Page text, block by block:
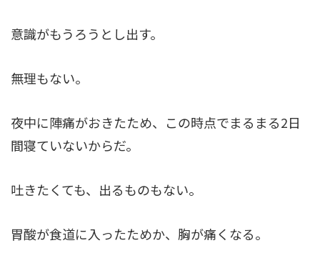
意識がもうろうとし出す。
無理もない。
夜中に陣痛がおきたため、この時点でまるまる2日
間寝ていないからだ。
吐きたくても、出るものもない。
胃酸が食道に入ったためか、胸が痛くなる。